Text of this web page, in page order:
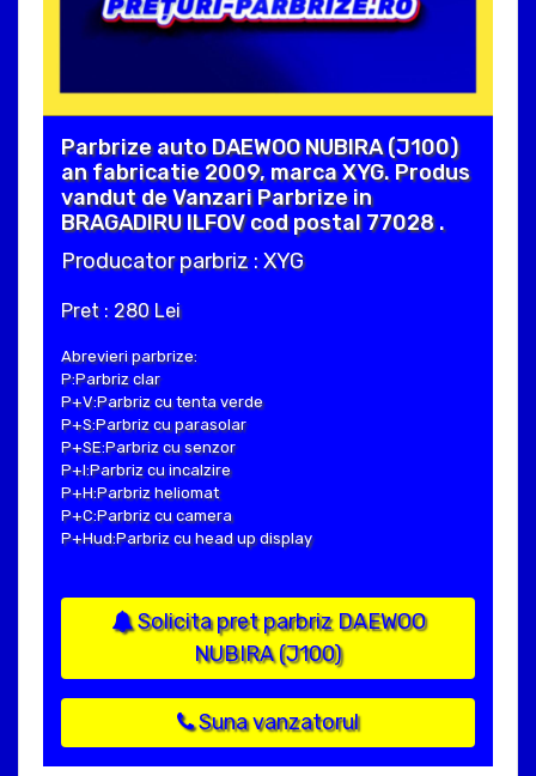
Parbrize auto DAEWOO NUBIRA (J100)
an fabricatie 2009, marca XYG. Produs
vandut de Vanzari Parbrize in
BRAGADIRU ILFOV cod postal 77028 .
Producator parbriz : XYG
Pret : 280 Lei
Abrevieri parbrize:
P:Parbriz clar
P+V:Parbriz cu tenta verde
P+S:Parbriz cu parasolar
P+SE:Parbriz cu senzor
P+I:Parbriz cu incalzire
P+H:Parbriz heliomat
P+C:Parbriz cu camera
P+Hud:Parbriz cu head up display
Solicita pret parbriz DAEWOO
NUBIRA (J100)
Suna vanzatorul